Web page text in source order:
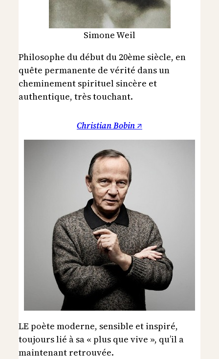
Simone Weil
Philosophe du début du 20ème siècle, en
quête permanente de vérité dans un
cheminement spirituel sincère et
authentique, très touchant.
Christian Bobin ↗
LE poète moderne, sensible et inspiré,
toujours lié à sa « plus que vive », qu’il a
maintenant retrouvée.